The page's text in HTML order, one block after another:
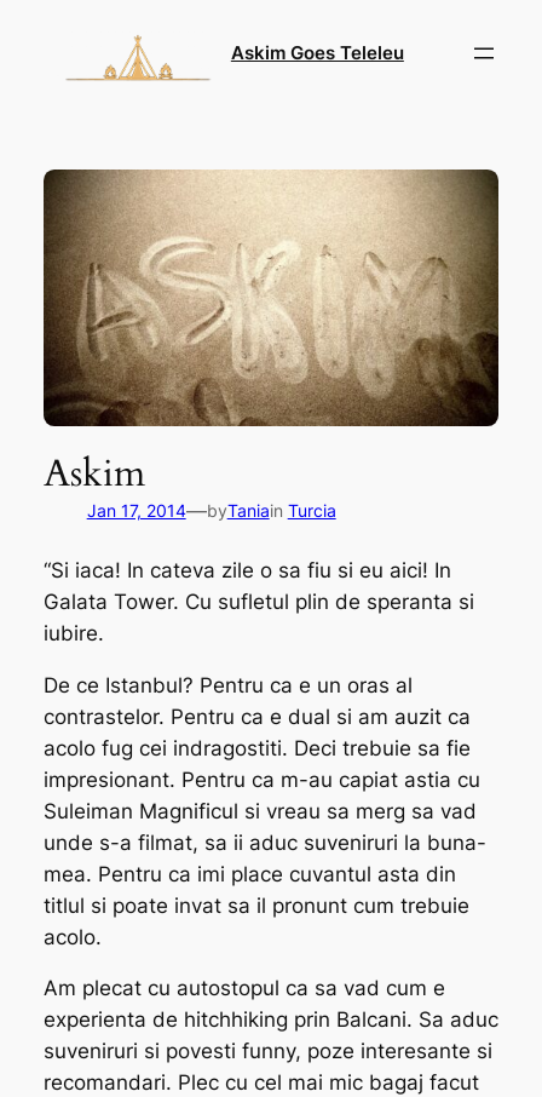
content
Askim Goes Teleleu
Askim
Jan 17, 2014—byTaniain Turcia
“Si iaca! In cateva zile o sa fiu si eu aici! In
Galata Tower. Cu sufletul plin de speranta si
iubire.
De ce Istanbul? Pentru ca e un oras al
contrastelor. Pentru ca e dual si am auzit ca
acolo fug cei indragostiti. Deci trebuie sa fie
impresionant. Pentru ca m-au capiat astia cu
Suleiman Magnificul si vreau sa merg sa vad
unde s-a filmat, sa ii aduc suveniruri la buna-
mea. Pentru ca imi place cuvantul asta din
titlul si poate invat sa il pronunt cum trebuie
acolo.
Am plecat cu autostopul ca sa vad cum e
experienta de hitchhiking prin Balcani. Sa aduc
suveniruri si povesti funny, poze interesante si
recomandari. Plec cu cel mai mic bagaj facut